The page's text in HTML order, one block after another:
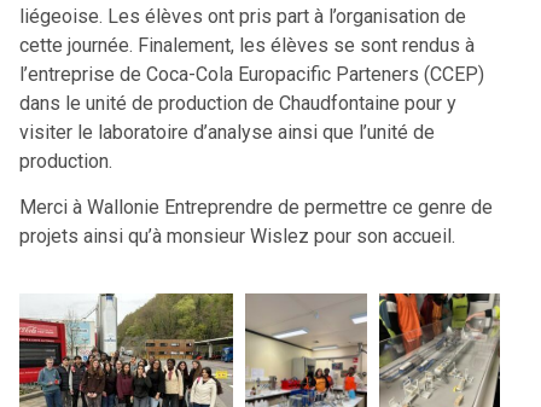
liégeoise. Les élèves ont pris part à l’organisation de
cette journée. Finalement, les élèves se sont rendus à
l’entreprise de Coca-Cola Europacific Parteners (CCEP)
dans le unité de production de Chaudfontaine pour y
visiter le laboratoire d’analyse ainsi que l’unité de
production.
Merci à Wallonie Entreprendre de permettre ce genre de
projets ainsi qu’à monsieur Wislez pour son accueil.